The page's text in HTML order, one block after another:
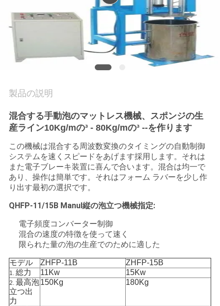
絡
し
い
引
用
を
要
求
し
な
さ
い
製品の説明
混合する手動泡のマットレス機械、スポンジの生
産ライン10Kg/mの³ - 80Kg/mの³ --を作ります
この機械は混合する周波数変換のタイミングの自動制御
システムを速くスピードをあげます採用します。それは
また電子ブレーキ装置に喜んで合います。混合は均一で
あり、操作は簡単です。それはフォーム ラバーを少し作
り出す最初の選択です。
QHFP-11/15B Manul縦の泡立つ機械指定:
電子頻度コンバーター制御
混合の速度の特徴を使って速く
限られた量の泡の生産でのために適した
モデル ZHFP-11B ZHFP-15B
1. 総力 11Kw 15Kw
2. 最高泡
立つ出
力
150Kg 180Kg